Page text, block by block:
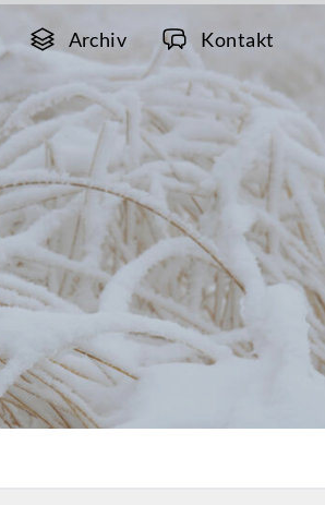
Archiv Kontakt